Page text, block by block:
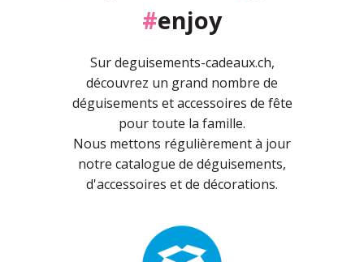
#enjoy
Sur deguisements-cadeaux.ch,
découvrez un grand nombre de
déguisements et accessoires de fête
pour toute la famille.
Nous mettons régulièrement à jour
notre catalogue de déguisements,
d'accessoires et de décorations.